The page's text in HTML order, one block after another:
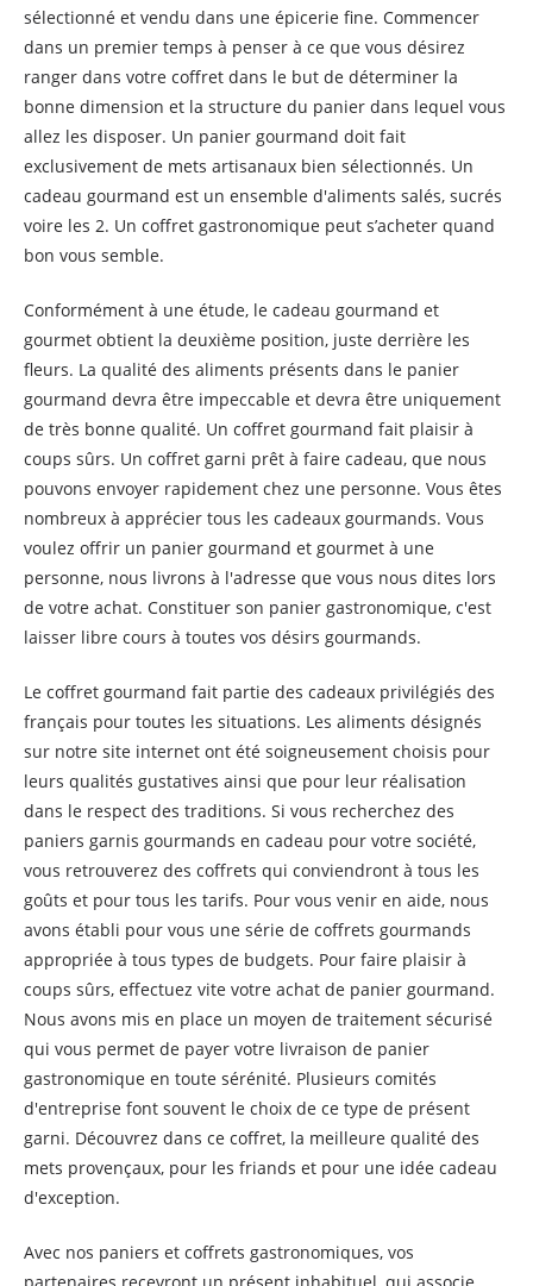
sélectionné et vendu dans une épicerie fine. Commencer
dans un premier temps à penser à ce que vous désirez
ranger dans votre coffret dans le but de déterminer la
bonne dimension et la structure du panier dans lequel vous
allez les disposer. Un panier gourmand doit fait
exclusivement de mets artisanaux bien sélectionnés. Un
cadeau gourmand est un ensemble d'aliments salés, sucrés
voire les 2. Un coffret gastronomique peut s’acheter quand
bon vous semble.
Conformément à une étude, le cadeau gourmand et
gourmet obtient la deuxième position, juste derrière les
fleurs. La qualité des aliments présents dans le panier
gourmand devra être impeccable et devra être uniquement
de très bonne qualité. Un coffret gourmand fait plaisir à
coups sûrs. Un coffret garni prêt à faire cadeau, que nous
pouvons envoyer rapidement chez une personne. Vous êtes
nombreux à apprécier tous les cadeaux gourmands. Vous
voulez offrir un panier gourmand et gourmet à une
personne, nous livrons à l'adresse que vous nous dites lors
de votre achat. Constituer son panier gastronomique, c'est
laisser libre cours à toutes vos désirs gourmands.
Le coffret gourmand fait partie des cadeaux privilégiés des
français pour toutes les situations. Les aliments désignés
sur notre site internet ont été soigneusement choisis pour
leurs qualités gustatives ainsi que pour leur réalisation
dans le respect des traditions. Si vous recherchez des
paniers garnis gourmands en cadeau pour votre société,
vous retrouverez des coffrets qui conviendront à tous les
goûts et pour tous les tarifs. Pour vous venir en aide, nous
avons établi pour vous une série de coffrets gourmands
appropriée à tous types de budgets. Pour faire plaisir à
coups sûrs, effectuez vite votre achat de panier gourmand.
Nous avons mis en place un moyen de traitement sécurisé
qui vous permet de payer votre livraison de panier
gastronomique en toute sérénité. Plusieurs comités
d'entreprise font souvent le choix de ce type de présent
garni. Découvrez dans ce coffret, la meilleure qualité des
mets provençaux, pour les friands et pour une idée cadeau
d'exception.
Avec nos paniers et coffrets gastronomiques, vos